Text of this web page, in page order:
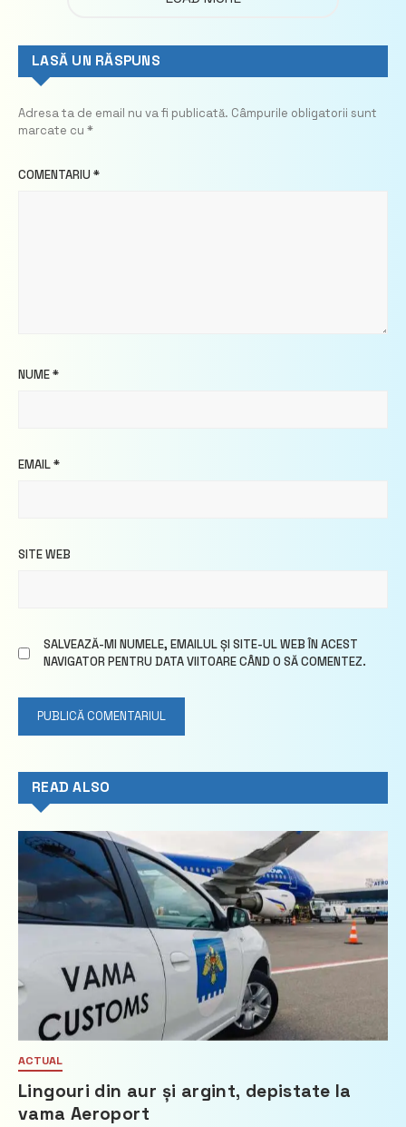
LASĂ UN RĂSPUNS
Adresa ta de email nu va fi publicată. Câmpurile obligatorii sunt
marcate cu *
COMENTARIU *
NUME*
EMAIL*
SITE WEB
SALVEAZĂ-MI NUMELE, EMAILUL ȘI SITE-UL WEB ÎN ACEST
NAVIGATOR PENTRU DATA VIITOARE CÂND O SĂ COMENTEZ.
READ ALSO
ACTUAL
Lingouri din aur și argint, depistate la
vama Aeroport